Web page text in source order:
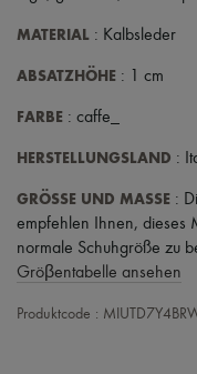
MATERIAL : Kalbsleder
ABSATZHÖHE : 1 cm
FARBE : caffe_
HERSTELLUNGSLAND :
GRÖSSE UND MASSE :
empfehlen Ihnen, dieses
normale Schuhgröße zu
Gröβentabelle ansehen
Produktcode :